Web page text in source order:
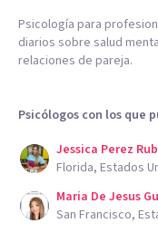
Psicología para
diarios sobre salud
relaciones de pareja.
Psicólogos con los que
Jessica Perez
Florida, Estados
Maria De Jesus
San Francisco,